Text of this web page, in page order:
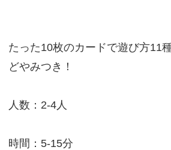
たった10枚のカードで遊び方11
どやみつき！
人数：2-4人
時間：5-15分